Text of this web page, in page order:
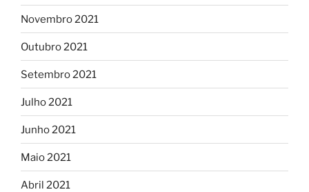
Novembro 2021
Outubro 2021
Setembro 2021
Julho 2021
Junho 2021
Maio 2021
Abril 2021